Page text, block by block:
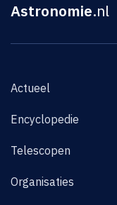
Astronomie.nl
Actueel
Encyclopedie
Telescopen
Organisaties